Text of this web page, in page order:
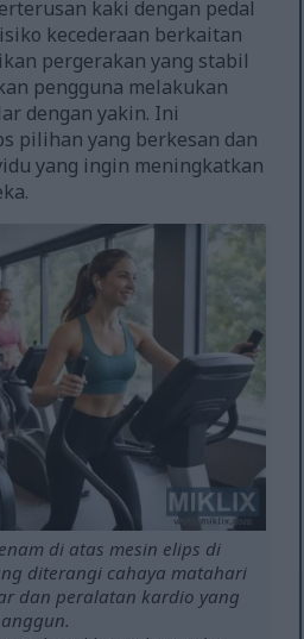
kaki dengan pedal
kecederaan berkaitan
pergerakan yang stabil
pengguna melakukan
dengan yakin. Ini
pilihan yang berkesan dan
yang ingin meningkatkan
di atas mesin elips di
diterangi cahaya matahari
dan peralatan kardio yang
anggun.